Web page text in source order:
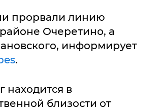
прорвали линию
Очеретино, а
информирует
.
находится в
близости от